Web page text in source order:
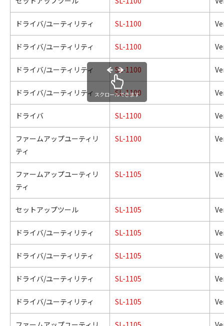
ドライバ/ユーティリティ SL-1100
ドライバ/ユーティリティ SL-1100
ドライバ/ユーティリティ SL-1100
ドライバ/ユーティリティ SL-1100
ドライバ SL-1100
ファームアップユーティリ
ティ
SL-1100
ファームアップユーティリ
ティ
SL-1105
セットアップツール SL-1105
ドライバ/ユーティリティ SL-1105
ドライバ/ユーティリティ SL-1105
ドライバ/ユーティリティ SL-1105
ドライバ/ユーティリティ SL-1105
スクロールできます